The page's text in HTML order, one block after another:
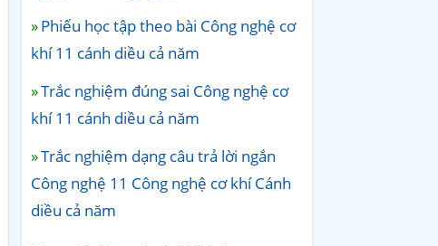
Phiếu học tập theo bài Công nghệ cơ
khí 11 cánh diều cả năm
Trắc nghiệm đúng sai Công nghệ cơ
khí 11 cánh diều cả năm
Trắc nghiệm dạng câu trả lời ngắn
Công nghệ 11 Công nghệ cơ khí Cánh
diều cả năm